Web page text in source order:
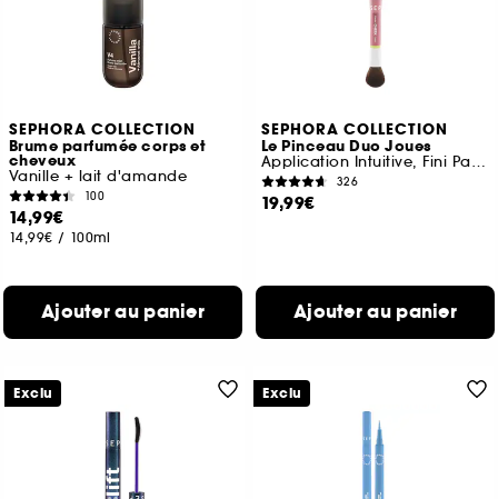
SEPHORA COLLECTION
Brume parfumée corps et
cheveux
Vanille + lait d'amande
100
14,99€
14,99€ / 100ml
Ajouter au panier
SEPHORA COLLECTION
Le Pinceau Duo Joues
Application Intuitive, Fini Parfait
326
19,99€
Ajouter au panier
Exclu Exclu